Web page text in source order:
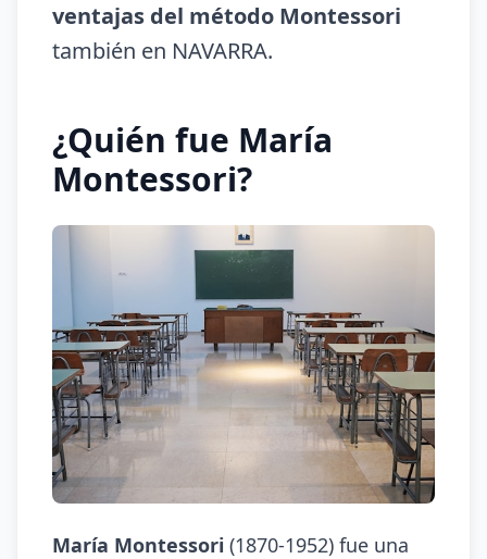
ventajas del método Montessori
también en NAVARRA.
¿Quién fue María
Montessori?
María Montessori (1870-1952) fue una